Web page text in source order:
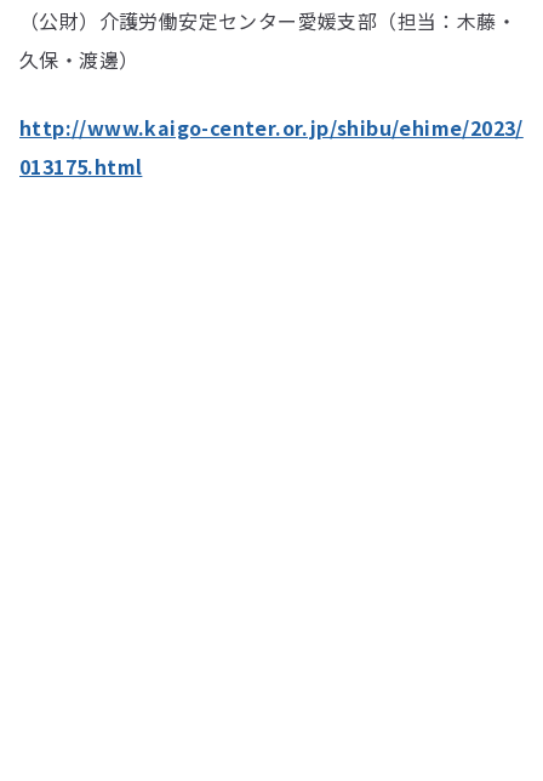
（公財）介護労働安定センター愛媛支部（担当：木藤・
久保・渡邊）
http://www.kaigo-center.or.jp/shibu/ehime/2023/
013175.html